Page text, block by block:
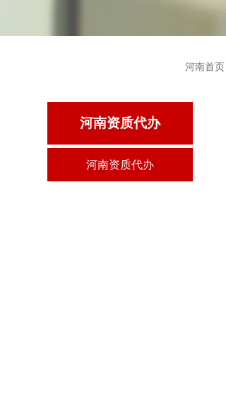
河南首页
河南资质代办
河南资质代办